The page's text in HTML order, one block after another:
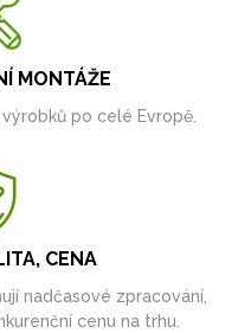
MONTÁŽE
po celé Evropě.
CENA
nadčasové zpracování,
cenu na trhu.